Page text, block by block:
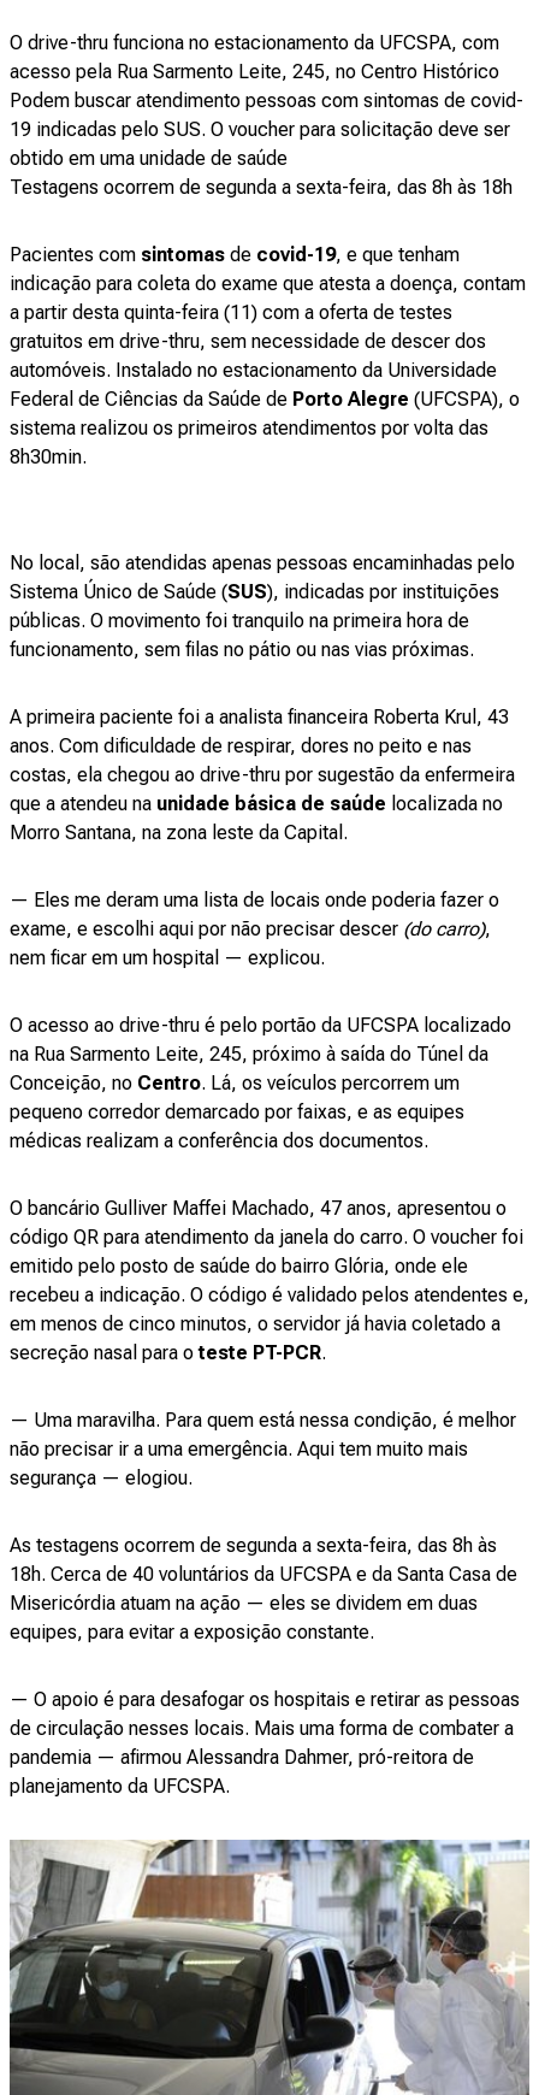
O drive-thru funciona no estacionamento da UFCSPA, com
acesso pela Rua Sarmento Leite, 245, no Centro Histórico
Podem buscar atendimento pessoas com sintomas de covid-
19 indicadas pelo SUS. O voucher para solicitação deve ser
obtido em uma unidade de saúde
Testagens ocorrem de segunda a sexta-feira, das 8h às 18h
Pacientes com sintomas de covid-19, e que tenham
indicação para coleta do exame que atesta a doença, contam
a partir desta quinta-feira (11) com a oferta de testes
gratuitos em drive-thru, sem necessidade de descer dos
automóveis. Instalado no estacionamento da Universidade
Federal de Ciências da Saúde de Porto Alegre (UFCSPA), o
sistema realizou os primeiros atendimentos por volta das
8h30min.
No local, são atendidas apenas pessoas encaminhadas pelo
Sistema Único de Saúde (SUS), indicadas por instituições
públicas. O movimento foi tranquilo na primeira hora de
funcionamento, sem filas no pátio ou nas vias próximas.
A primeira paciente foi a analista financeira Roberta Krul, 43
anos. Com dificuldade de respirar, dores no peito e nas
costas, ela chegou ao drive-thru por sugestão da enfermeira
que a atendeu na unidade básica de saúde localizada no
Morro Santana, na zona leste da Capital.
— Eles me deram uma lista de locais onde poderia fazer o
exame, e escolhi aqui por não precisar descer (do carro),
nem ficar em um hospital — explicou.
O acesso ao drive-thru é pelo portão da UFCSPA localizado
na Rua Sarmento Leite, 245, próximo à saída do Túnel da
Conceição, no Centro. Lá, os veículos percorrem um
pequeno corredor demarcado por faixas, e as equipes
médicas realizam a conferência dos documentos.
O bancário Gulliver Maffei Machado, 47 anos, apresentou o
código QR para atendimento da janela do carro. O voucher foi
emitido pelo posto de saúde do bairro Glória, onde ele
recebeu a indicação. O código é validado pelos atendentes e,
em menos de cinco minutos, o servidor já havia coletado a
secreção nasal para oteste PT-PCR.
— Uma maravilha. Para quem está nessa condição, é melhor
não precisar ir a uma emergência. Aqui tem muito mais
segurança — elogiou.
As testagens ocorrem de segunda a sexta-feira, das 8h às
18h. Cerca de 40 voluntários da UFCSPA e da Santa Casa de
Misericórdia atuam na ação — eles se dividem em duas
equipes, para evitar a exposição constante.
— O apoio é para desafogar os hospitais e retirar as pessoas
de circulação nesses locais. Mais uma forma de combater a
pandemia — afirmou Alessandra Dahmer, pró-reitora de
planejamento da UFCSPA.